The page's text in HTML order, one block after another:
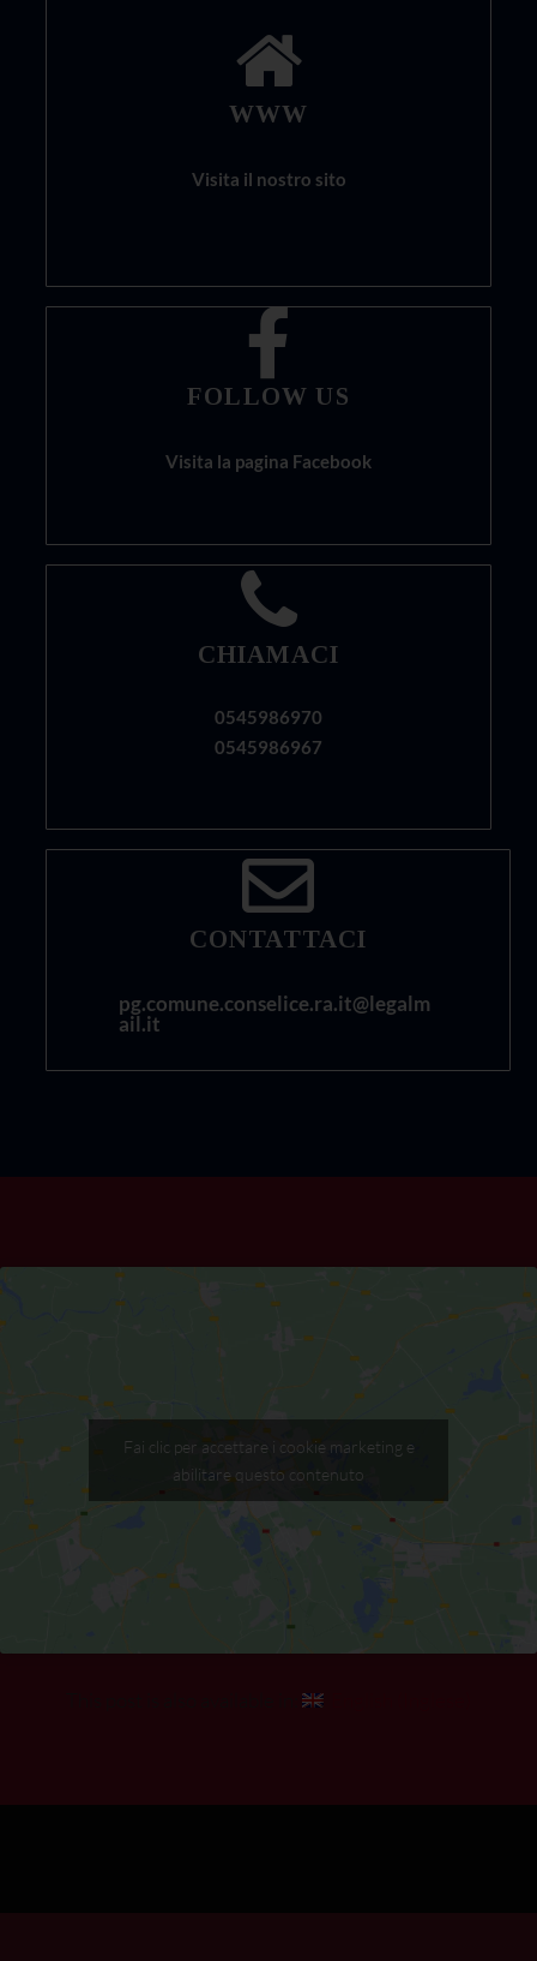
WWW
Visita il nostro sito
FOLLOW US
Visita la pagina Facebook
CHIAMACI
0545986970
0545986967
CONTATTACI
pg.comune.conselice.ra.it@legalm
ail.it
Fai clic per accettare i cookie marketing e
abilitare questo contenuto
This post is also available in: